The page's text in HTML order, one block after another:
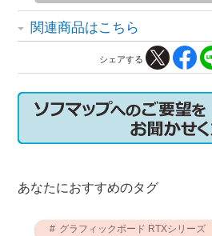
関連商品はこちら
シェアする
あなたにおすすめのタグ
グラフィックボード RTXシリーズ